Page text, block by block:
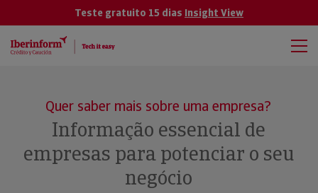
Teste gratuito 15 dias Insight View
Quer saber mais sobre uma empresa?
Informação essencial de
empresas para potenciar o seu
negócio